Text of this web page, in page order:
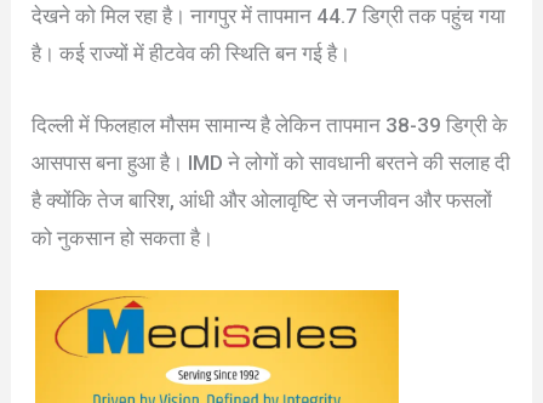
देखने को मिल रहा है। नागपुर में तापमान 44.7 डिग्री तक पहुंच गया
है। कई राज्यों में हीटवेव की स्थिति बन गई है।
दिल्ली में फिलहाल मौसम सामान्य है लेकिन तापमान 38-39 डिग्री के
आसपास बना हुआ है। IMD ने लोगों को सावधानी बरतने की सलाह दी
है क्योंकि तेज बारिश, आंधी और ओलावृष्टि से जनजीवन और फसलों
को नुकसान हो सकता है।